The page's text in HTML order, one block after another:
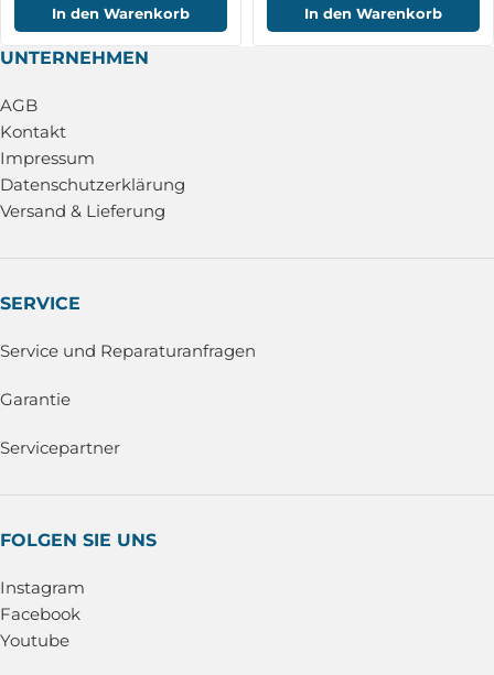
In den Warenkorb In den Warenkorb
UNTERNEHMEN
AGB
Kontakt
Impressum
Datenschutzerklärung
Versand & Lieferung
SERVICE
Service und Reparaturanfragen
Garantie
Servicepartner
FOLGEN SIE UNS
Instagram
Facebook
Youtube